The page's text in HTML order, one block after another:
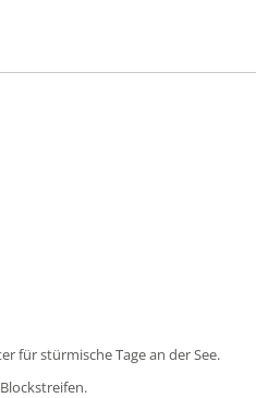
für stürmische Tage an der See.